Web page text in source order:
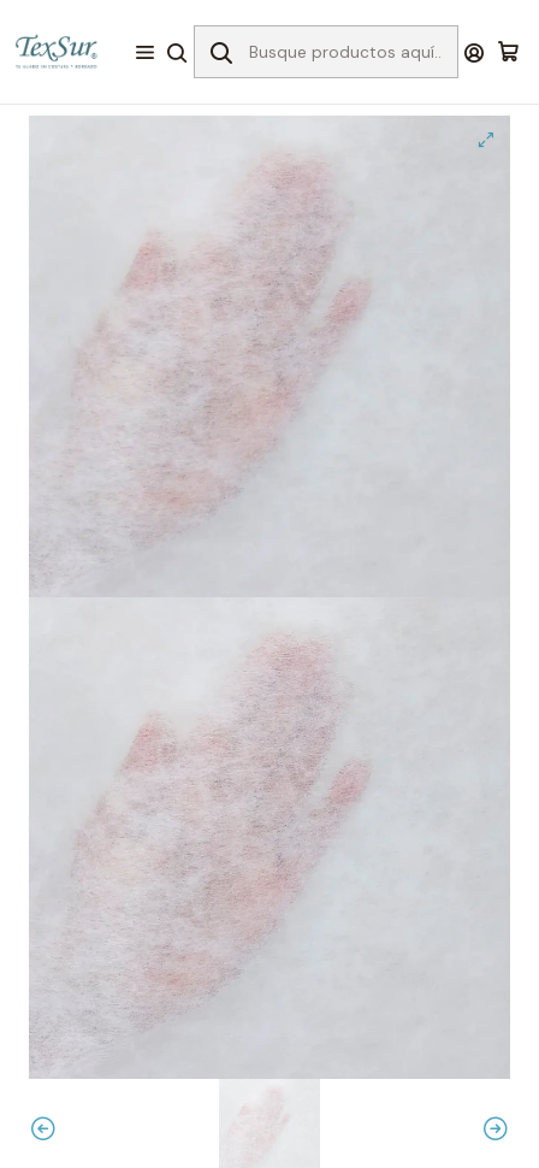
Bordado
Entretelas para el bordado
Sin pegamento
40c entretela delgada texsur x metros